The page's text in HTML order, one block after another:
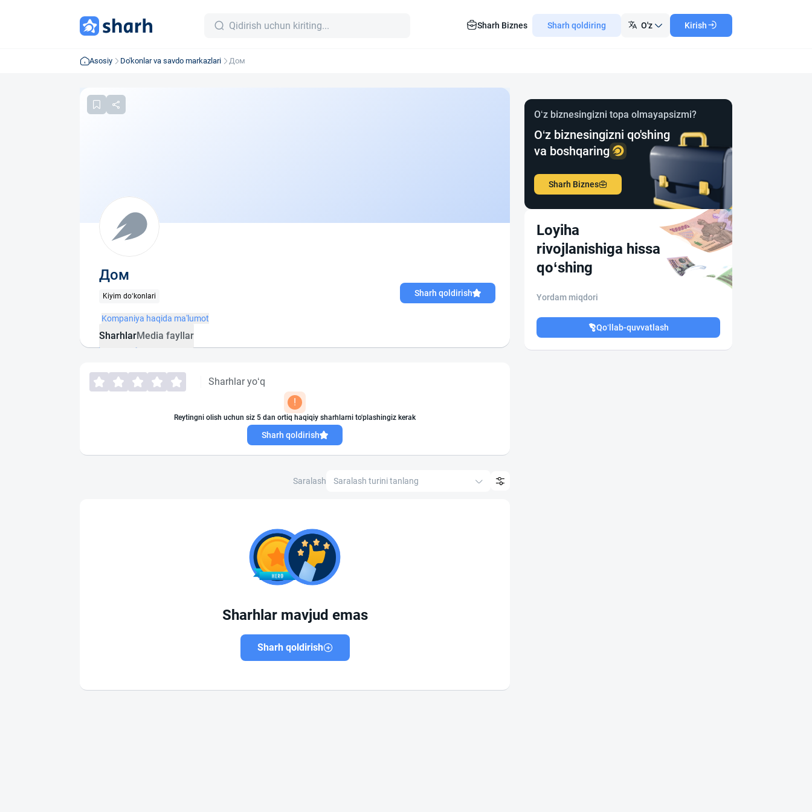
Sharh Biznes Sharh qoldiring O'z Kirish
Asosiy Do'konlar va savdo markazlari Дом
Дом
Kiyim do‘konlari Sharh qoldirish
Kompaniya haqida ma'lumot
SharhlarMedia fayllar
Sharhlar yo‘q
!
Reytingni olish uchun siz 5 dan ortiq haqiqiy sharhlarni to'plashingiz kerak
Sharh qoldirish
Saralash Saralash turini tanlang
Sharhlar mavjud emas
Sharh qoldirish
O‘z biznesingizni topa olmayapsizmi?
O‘z biznesingizni qo'shing
va boshqaring
Sharh Biznes
Loyiha
rivojlanishiga hissa
qo‘shing
Yordam miqdori
Qo‘llab-quvvatlash